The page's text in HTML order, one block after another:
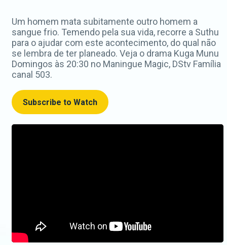
Um homem mata subitamente outro homem a
sangue frio. Temendo pela sua vida, recorre a Suthu
para o ajudar com este acontecimento, do qual não
se lembra de ter planeado. Veja o drama Kuga Munu
Domingos às 20:30 no Maningue Magic, DStv Família
canal 503.
Subscribe to Watch